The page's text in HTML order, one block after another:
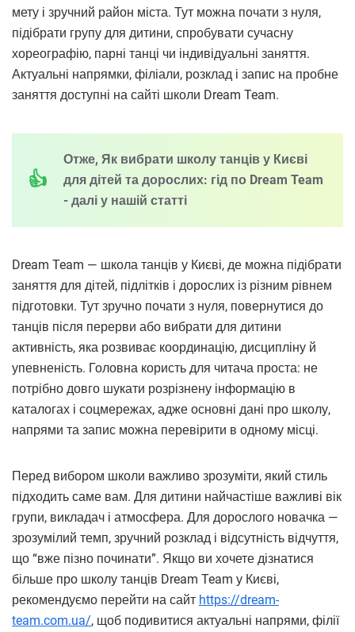
мету і зручний район міста. Тут можна почати з нуля,
підібрати групу для дитини, спробувати сучасну
хореографію, парні танці чи індивідуальні заняття.
Актуальні напрямки, філіали, розклад і запис на пробне
заняття доступні на сайті школи Dream Team.
Отже, Як вибрати школу танців у Києві
для дітей та дорослих: гід по Dream Team
- далі у нашій статті
Dream Team — школа танців у Києві, де можна підібрати
заняття для дітей, підлітків і дорослих із різним рівнем
підготовки. Тут зручно почати з нуля, повернутися до
танців після перерви або вибрати для дитини
активність, яка розвиває координацію, дисципліну й
упевненість. Головна користь для читача проста: не
потрібно довго шукати розрізнену інформацію в
каталогах і соцмережах, адже основні дані про школу,
напрями та запис можна перевірити в одному місці.
Перед вибором школи важливо зрозуміти, який стиль
підходить саме вам. Для дитини найчастіше важливі вік
групи, викладач і атмосфера. Для дорослого новачка —
зрозумілий темп, зручний розклад і відсутність відчуття,
що “вже пізно починати”. Якщо ви хочете дізнатися
більше про школу танців Dream Team у Києві,
рекомендуємо перейти на сайт https://dream-
team.com.ua/, щоб подивитися актуальні напрями, філії